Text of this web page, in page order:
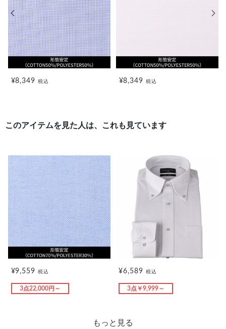
¥8,349税込 ¥8,349税込
前の画像 次の
このアイテムを見た人は、これも見ています
¥9,559税込
3点22,000円～
¥6,589 税込
3点￥9,999～
もっと見る